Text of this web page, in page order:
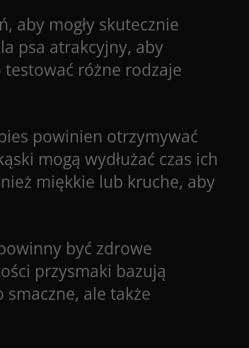
aby mogły skutecznie
psa atrakcyjny, aby
różne rodzaje
powinien otrzymywać
mogą wydłużać czas ich
miękkie lub kruche, aby
być zdrowe
przysmaki bazują
ale także